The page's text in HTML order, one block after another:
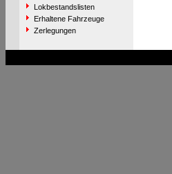
Lokbestandslisten
Erhaltene Fahrzeuge
Zerlegungen